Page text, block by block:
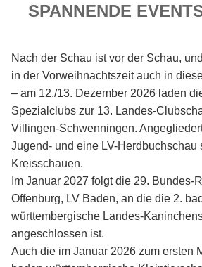
SPANNENDE
Nach der Schau ist vor der Schau,
in der Vorweihnachtszeit auch in
– am 12./13. Dezember 2026 laden
Spezialclubs zur 13. Landes-
Villingen-Schwenningen.
Jugend- und eine LV-Herdbuchschau
Kreisschauen.
Im Januar 2027 folgt die 29. Bundes-
Offenburg, LV Baden, an die die 2.
württembergische Landes-
angeschlossen ist.
Auch die im Januar 2026 zum ersten